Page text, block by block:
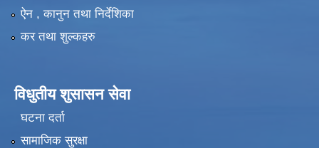
ऐन , कानुन तथा निर्देशिका
कर तथा शुल्कहरु
विधुतीय शुसासन सेवा
घटना दर्ता
सामाजिक सुरक्षा